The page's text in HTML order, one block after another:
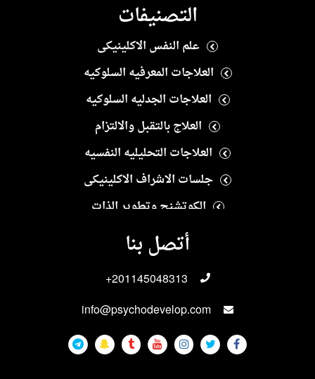
التصنيفات
علم النفس الاكلينيكى
العلاجات المعرفيه السلوكيه
العلاجات الجدليه السلوكيه
العلاج بالتقبل والالتزام
العلاجات التحليليه النفسيه
جلسات الاشراف الاكلينيكى
الكوتشنج وتطوير الذات
العلاج النفسى الايجابى
العلاجات الانسانيه
العلاجات الاسريه والزوجيه
الاختبارات والمقاييس النفسيه
علاجات الادمان
أتصل بنا
+201145048313
info@psychodevelop.com